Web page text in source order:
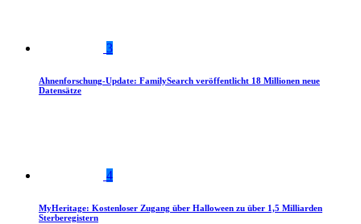
3
Ahnenforschung-Update: FamilySearch veröffentlicht 18 Millionen neue
Datensätze
4
MyHeritage: Kostenloser Zugang über Halloween zu über 1,5 Milliarden
Sterberegistern